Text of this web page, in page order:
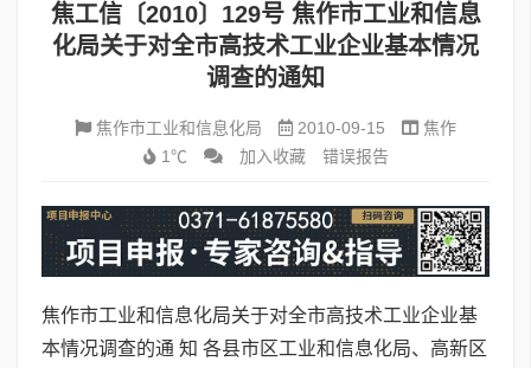
焦工信〔2010〕129号 焦作市工业和信息
化局关于对全市高技术工业企业基本情况
调查的通知
焦作市工业和信息化局 2010-09-15
焦作
1℃
加入收藏 错误报告
焦作市工业和信息化局关于对全市高技术工业企业基
本情况调查的通 知 各县市区工业和信息化局、高新区